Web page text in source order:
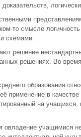
то смысле
схемами.
решение
решениях. Во
образования
применение в
на
учащимися